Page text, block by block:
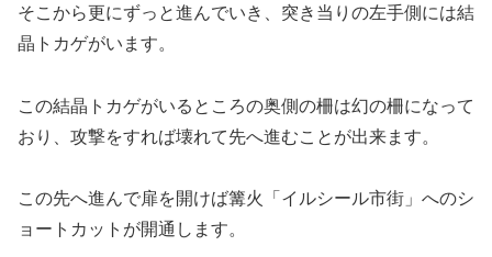
そこから更にずっと進んでいき、突き当りの左手側には結
晶トカゲがいます。
この結晶トカゲがいるところの奥側の柵は幻の柵になって
おり、攻撃をすれば壊れて先へ進むことが出来ます。
この先へ進んで扉を開けば篝火「イルシール市街」へのシ
ョートカットが開通します。